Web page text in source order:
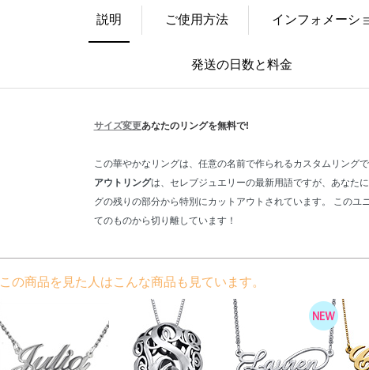
説明 ご使用方法 インフォメーシ
発送の日数と料金
サイズ変更あなたのリングを無料で!
この華やかなリングは、任意の名前で作られるカスタムリング
アウトリングは、セレブジュエリーの最新用語ですが、あなた
グの残りの部分から特別にカットアウトされています。 このユ
てのものから切り離しています！
この商品を見た人はこんな商品も見ています。